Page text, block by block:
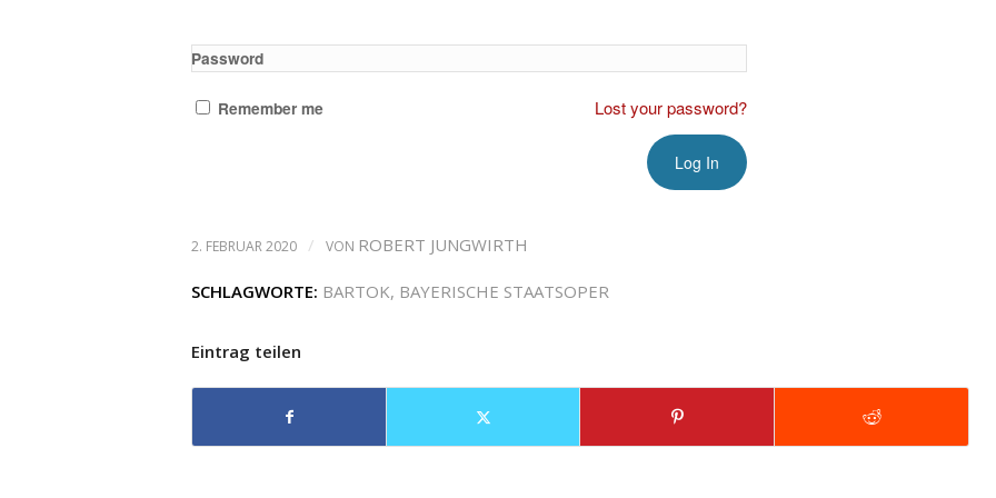
Password
Remember me Lost your password?
2. FEBRUAR 2020 / VON ROBERT JUNGWIRTH
SCHLAGWORTE: BARTOK, BAYERISCHE STAATSOPER
Eintrag teilen